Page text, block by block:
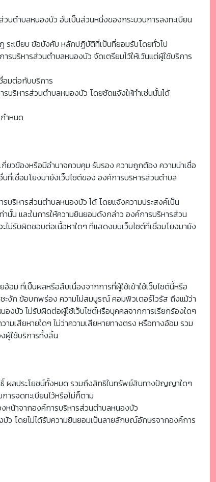
นตำบลหนองบัว อันเป็นส่วนหนึ่งของกระบวนการลงทะเบียน
ระเบียบ ข้อบังคับ หลักปฏิบัติที่เป็นที่ยอมรับโดยทั่วไป
รบริหารส่วนตำบลหนองบัว จัดเตรียมไว้ให้เว้นแต่ผู้ใช้บริการ
อมต่อกับบริการ
บริหารส่วนตำบลหนองบัว โดยชัดแจ้งให้ทำเช่นนั้นได้
ำหนด
ยวข้องหรือมีอำนาจควบคุม รับรอง ความถูกต้อง ความน่าเชื่อ
เชื่อมโยงมายังเว็บไซต์ของ องค์การบริหารส่วนตำบล
ริหารส่วนตำบลหนองบัว ได้ โดยแจ้งความประสงค์เป็น
น และในการให้ความยินยอมดังกล่าว องค์การบริหารส่วน
ม่รับผิดชอบต่อเนื้อหาใดๆ ที่แสดงบนเว็บไซต์ที่เชื่อมโยงมายัง
ม ที่เป็นผลหรือสืบเนื่องจากการที่ผู้ใช้เข้าใช้เว็บไซต์นี้หรือ
ะงัก ข้อบกพร่อง ความไม่สมบูรณ์ คอมพิวเตอร์ไวรัส ถึงแม้ว่า
งบัว ไม่รับผิดต่อผู้ใช้เว็บไซต์หรือบุคคลจากการเรียกร้องใดๆ
มเสียหายใดๆ ไม่ว่าความเสียหายทางตรง หรือทางอ้อม รวม
ผู้ใช้บริการทั้งสิ้น
ผลประโยชน์ทั้งหมด รวมถึงสิทธิในทรัพย์สินทางปัญญาใดๆ
รจดทะเบียนไว้หรือไม่ก็ตาม
หน้าจากองค์การบริหารส่วนตำบลหนองบัว
ว โดยไม่ได้รับความยินยอมเป็นลายลักษณ์อักษรจากองค์การ